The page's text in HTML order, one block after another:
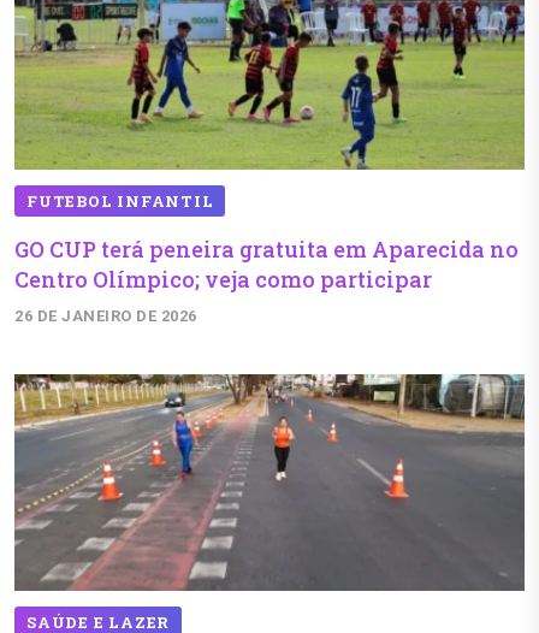
FUTEBOL INFANTIL
GO CUP terá peneira gratuita em Aparecida no
Centro Olímpico; veja como participar
26 DE JANEIRO DE 2026
SAÚDE E LAZER